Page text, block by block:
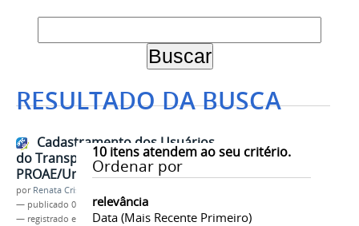
RESULTADO DA BUSCA
10itens atendem ao seu critério.
Ordenar por
relevância
Data (mais Recente Primeiro)
Cadastramento dos Usuários
do Transporte Estudantil
PROAE/Univasf
por Renata Cristina de Sá Barreto Freitas
— publicado 08/02/2022
— registrado em:
Proae, Assistência estudantil,